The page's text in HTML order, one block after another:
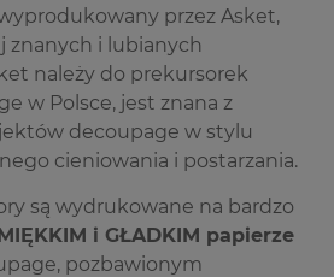
przez Asket,
znanych i lubianych
należy do prekursorek
w Polsce, jest znana z
decoupage w stylu
cieniowania i postarzania.
są wydrukowane na bardzo
i GŁADKIM papierze
pozbawionym